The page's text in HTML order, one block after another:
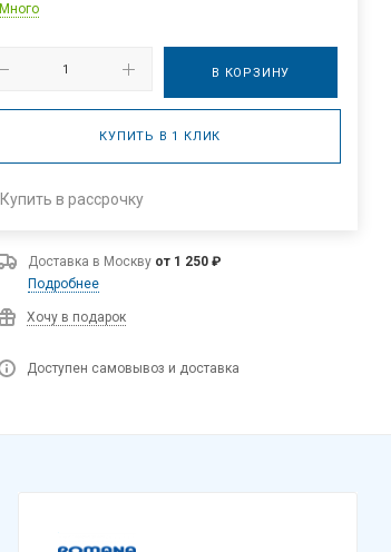
Много
В КОРЗИНУ
КУПИТЬ В 1 КЛИК
Купить в рассрочку
Доставка в Москву от 1 250 ₽
Подробнее
Хочу в подарок
Доступен самовывоз и доставка